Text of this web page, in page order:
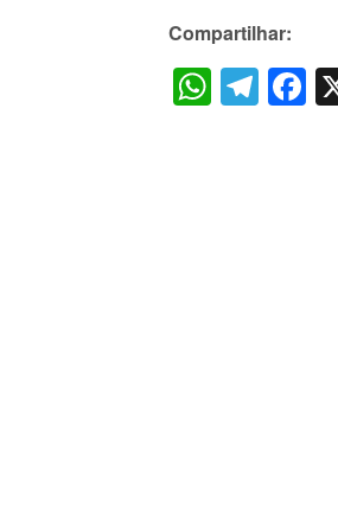
Compartilhar: